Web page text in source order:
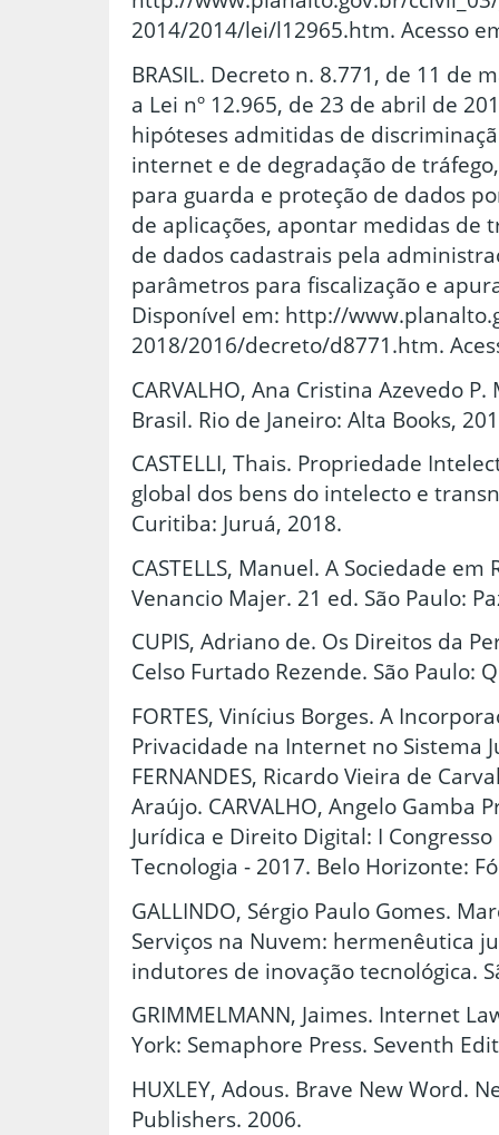
2014/2014/lei/l12965.htm. Acesso
BRASIL. Decreto n. 8.771, de 11 de
a Lei nº 12.965, de 23 de abril de
hipóteses admitidas de
internet e de degradação de
para guarda e proteção de dados
de aplicações, apontar medidas de
de dados cadastrais pela
parâmetros para fiscalização e
Disponível em: http://
2018/2016/decreto/d8771.htm.
CARVALHO, Ana Cristina Azevedo
Brasil. Rio de Janeiro: Alta Books,
CASTELLI, Thais. Propriedade
global dos bens do intelecto e
Curitiba: Juruá, 2018.
CASTELLS, Manuel. A Sociedade
Venancio Majer. 21 ed. São Paulo:
CUPIS, Adriano de. Os Direitos da
Celso Furtado Rezende. São Paulo:
FORTES, Vinícius Borges. A
Privacidade na Internet no Sistema
FERNANDES, Ricardo Vieira de
Araújo. CARVALHO, Angelo Gamba
Jurídica e Direito Digital: I
Tecnologia - 2017. Belo Horizonte:
GALLINDO, Sérgio Paulo Gomes.
Serviços na Nuvem: hermenêutica
indutores de inovação tecnológica.
GRIMMELMANN, Jaimes. Internet
York: Semaphore Press. Seventh
HUXLEY, Adous. Brave New Word.
Publishers. 2006.